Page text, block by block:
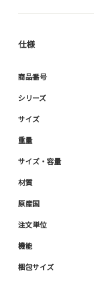
仕様
商品番号
シリーズ
サイズ
重量
サイズ・容量
材質
原産国
注文単位
機能
梱包サイズ